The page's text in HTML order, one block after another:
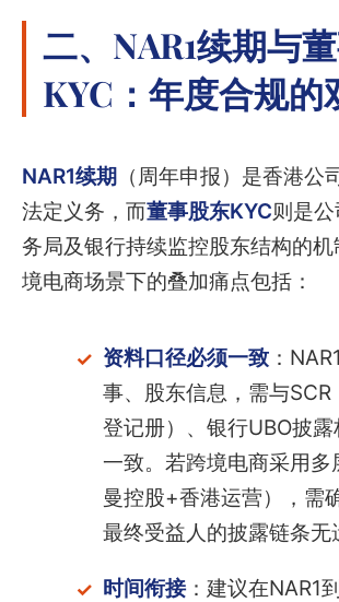
二、NAR1续期与
KYC：年度合规的
NAR1续期 （周年申报）是香港公
法定义务，而董事股东KYC则是
务局及银行持续监控股东结构的
境电商场景下的叠加痛点包括：
资料口径必须一致：
事、股东信息，需与SCR
登记册）、银行UBO披
一致。若跨境电商采用多
曼控股+香港运营），需
最终受益人的披露链条无
时间衔接：建议在NAR1